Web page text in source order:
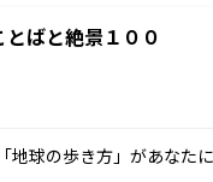
ばと絶景１００
地球の歩き方」があなた